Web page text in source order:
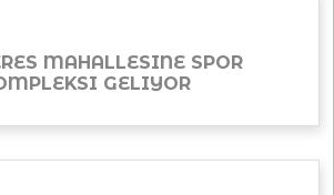
MAHALLESINE SPOR
GELIYOR